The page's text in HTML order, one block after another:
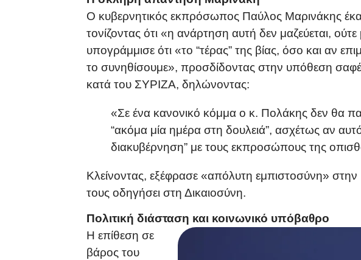
Ο κυβερνητικός εκπρόσωπος Παύλος Μαρινάκης
τονίζοντας ότι «η ανάρτηση αυτή δεν μαζεύεται,
υπογράμμισε ότι «το “τέρας” της βίας, όσο και αν
το συνηθίσουμε», προσδίδοντας στην υπόθεση
κατά του ΣΥΡΙΖΑ, δηλώνοντας:
«Σε ένα κανονικό κόμμα ο κ. Πολάκης δεν θα
“ακόμα μία ημέρα στη δουλειά”, ασχέτως αν
διακυβέρνηση” με τους εκπροσώπους της
Κλείνοντας, εξέφρασε «απόλυτη εμπιστοσύνη» στην
τους οδηγήσει στη Δικαιοσύνη.
Πολιτική διάσταση και κοινωνικό υπόβαθρο
Η επίθεση σε
βάρος του